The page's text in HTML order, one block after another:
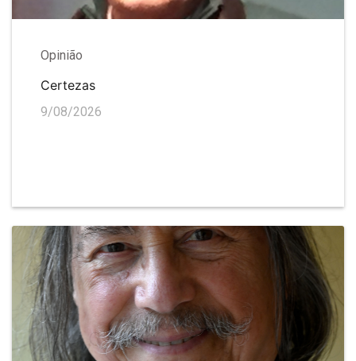
Opinião
Certezas
9/08/2026